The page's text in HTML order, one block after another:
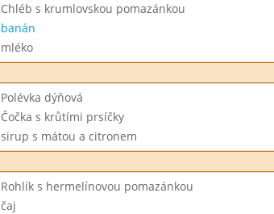
Chléb s krumlovskou pomazánkou
banán
mléko
Polévka dýňová
Čočka s krůtími prsíčky
sirup s mátou a citronem
Rohlík s hermelínovou pomazánkou
čaj